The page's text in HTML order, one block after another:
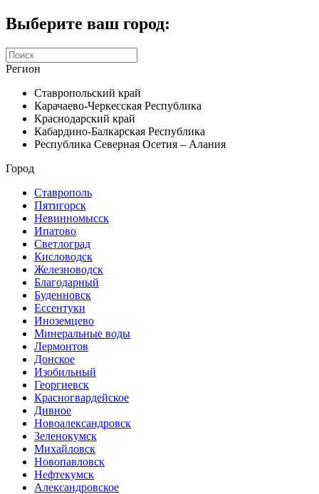
Выберите ваш город:
Регион
Ставропольский край
Карачаево-Черкесская Республика
Краснодарский край
Кабардино-Балкарская Республика
Республика Северная Осетия – Алания
Город
Ставрополь
Пятигорск
Невинномысск
Ипатово
Светлоград
Кисловодск
Железноводск
Благодарный
Буденновск
Ессентуки
Иноземцево
Минеральные воды
Лермонтов
Донское
Изобильный
Георгиевск
Красногвардейское
Дивное
Новоалександровск
Зеленокумск
Михайловск
Новопавловск
Нефтекумск
Александровское